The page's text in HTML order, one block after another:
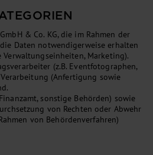
& Co. KG, die im Rahmen der
Daten notwendigerweise erhalten
Verwaltungseinheiten, Marketing).
(z.B. Eventfotographen,
(Anfertigung sowie
sonstige Behörden) sowie
von Rechten oder Abwehr
von Behördenverfahren)